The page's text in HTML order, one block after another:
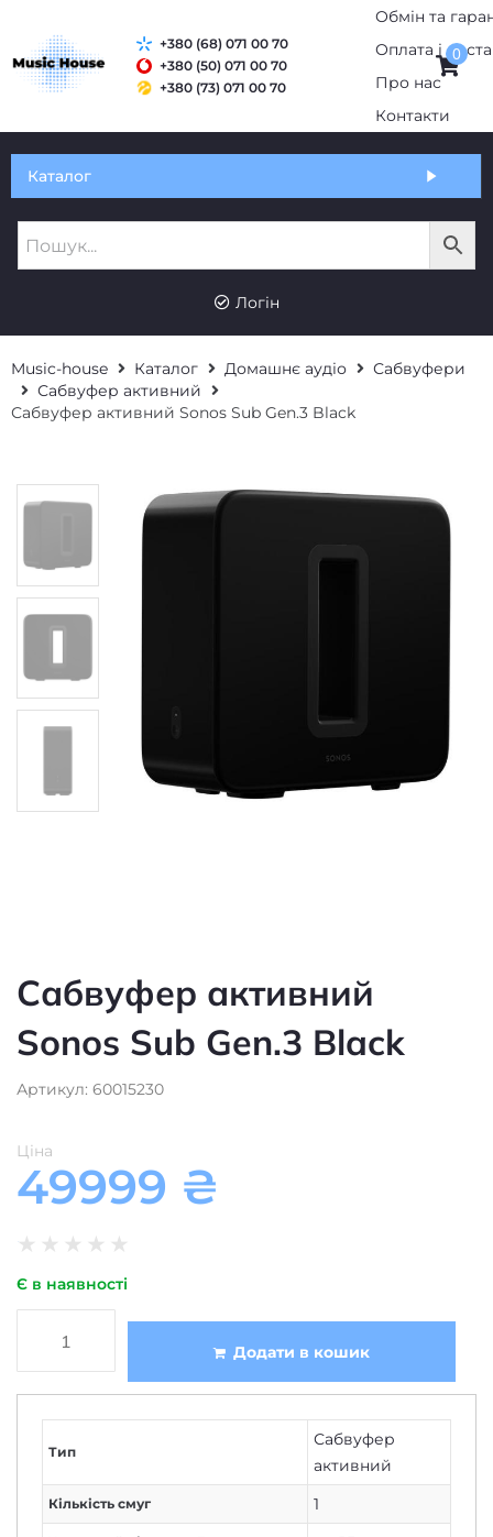
Обмін та гарантія
Про нас
+380 (50) 071 00 70
+380 (73) 071 00 70
0
RU
Логін
Music-house Каталог Домашнє аудіо
Сабвуфери
Сабвуфер активний
Сабвуфер активний Sonos Sub Gen.3 Black
Sonos Sub Gen.3 Black
Артикул: 60015230
49999 ₴
★★★★ ★
Є в наявності
Додати в кошик
Тип
активний
1
Частотний діапазон, Гц до 25